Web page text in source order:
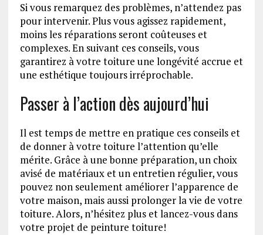
Si vous remarquez des problèmes, n’attendez pas
pour intervenir. Plus vous agissez rapidement,
moins les réparations seront coûteuses et
complexes. En suivant ces conseils, vous
garantirez à votre toiture une longévité accrue et
une esthétique toujours irréprochable.
Passer à l’action dès aujourd’hui
Il est temps de mettre en pratique ces conseils et
de donner à votre toiture l’attention qu’elle
mérite. Grâce à une bonne préparation, un choix
avisé de matériaux et un entretien régulier, vous
pouvez non seulement améliorer l’apparence de
votre maison, mais aussi prolonger la vie de votre
toiture. Alors, n’hésitez plus et lancez-vous dans
votre projet de peinture toiture!